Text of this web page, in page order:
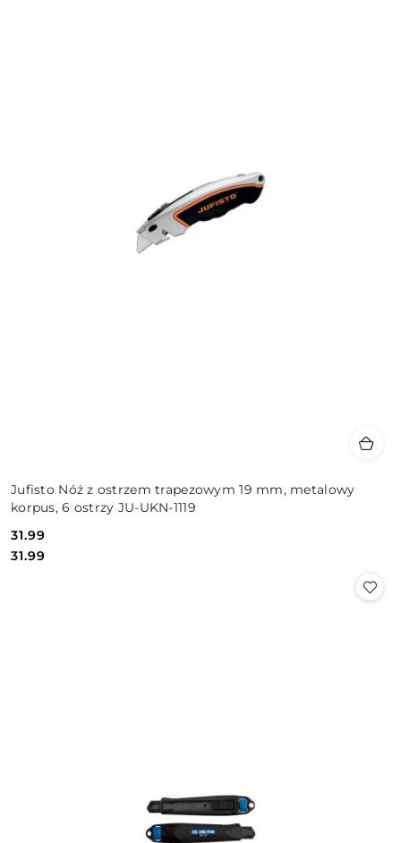
Jufisto Nóż z ostrzem trapezowym 19 mm, metalowy
korpus, 6 ostrzy JU-UKN-1119
Cena:
31.99
Cena:
31.99